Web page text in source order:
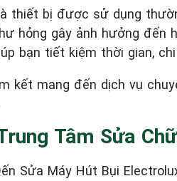
thiết bị được sử dụng
hỏng gây ảnh hưởng
bạn tiết kiệm thời gian,
kết mang đến dịch vụ
Tâm Sửa
Sửa Máy Hút Bụi